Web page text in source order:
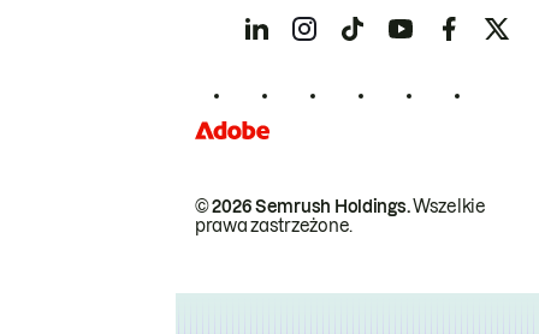
© 2026 Semrush Holdings.Wszelkie
prawa zastrzeżone.